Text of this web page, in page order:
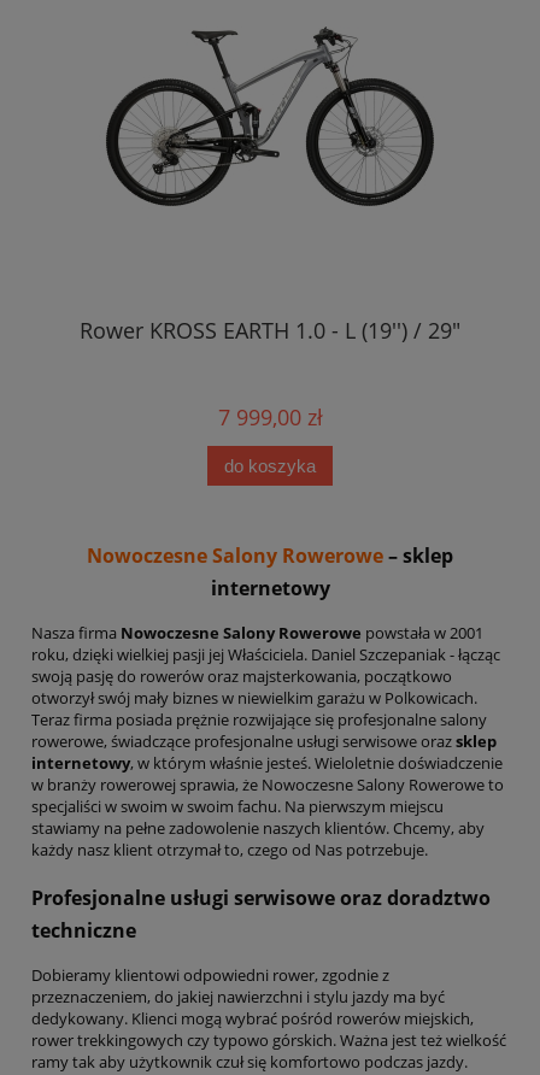
Rower KROSS EARTH 1.0 - L (19'') / 29"
7 999,00 zł
do koszyka
Nowoczesne Salony Rowerowe– sklep
internetowy
Nasza firma Nowoczesne Salony Rowerowe powstała w 2001
roku, dzięki wielkiej pasji jej Właściciela. Daniel Szczepaniak - łącząc
swoją pasję do rowerów oraz majsterkowania, początkowo
otworzył swój mały biznes w niewielkim garażu w Polkowicach.
Teraz firma posiada prężnie rozwijające się profesjonalne salony
rowerowe, świadczące profesjonalne usługi serwisowe orazsklep
internetowy, w którym właśnie jesteś. Wieloletnie doświadczenie
w branży rowerowej sprawia, że Nowoczesne Salony Rowerowe to
specjaliści w swoim w swoim fachu. Na pierwszym miejscu
stawiamy na pełne zadowolenie naszych klientów. Chcemy, aby
każdy nasz klient otrzymał to, czego od Nas potrzebuje.
Profesjonalne usługi serwisowe oraz doradztwo
techniczne
Dobieramy klientowi odpowiedni rower, zgodnie z
przeznaczeniem, do jakiej nawierzchni i stylu jazdy ma być
dedykowany. Klienci mogą wybrać pośród rowerów miejskich,
rower trekkingowych czy typowo górskich. Ważna jest też wielkość
ramy tak aby użytkownik czuł się komfortowo podczas jazdy.